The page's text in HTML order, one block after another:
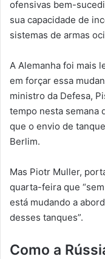
ofensivas bem-
sua capacidade de
sistemas de armas
A Alemanha foi mais
em forçar essa
ministro da Defesa,
tempo nesta semana
que o envio de
Berlim.
Mas Piotr Muller,
quarta-feira que
está mudando a
desses tanques”.
Como a